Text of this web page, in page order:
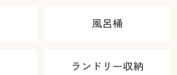
風呂桶
ランドリー収納